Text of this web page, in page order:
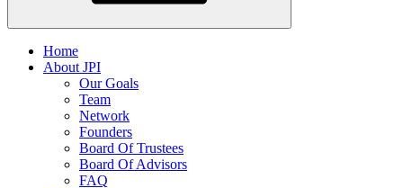
Home
About JPI
Our Goals
Team
Network
Founders
Board Of Trustees
Board Of Advisors
FAQ